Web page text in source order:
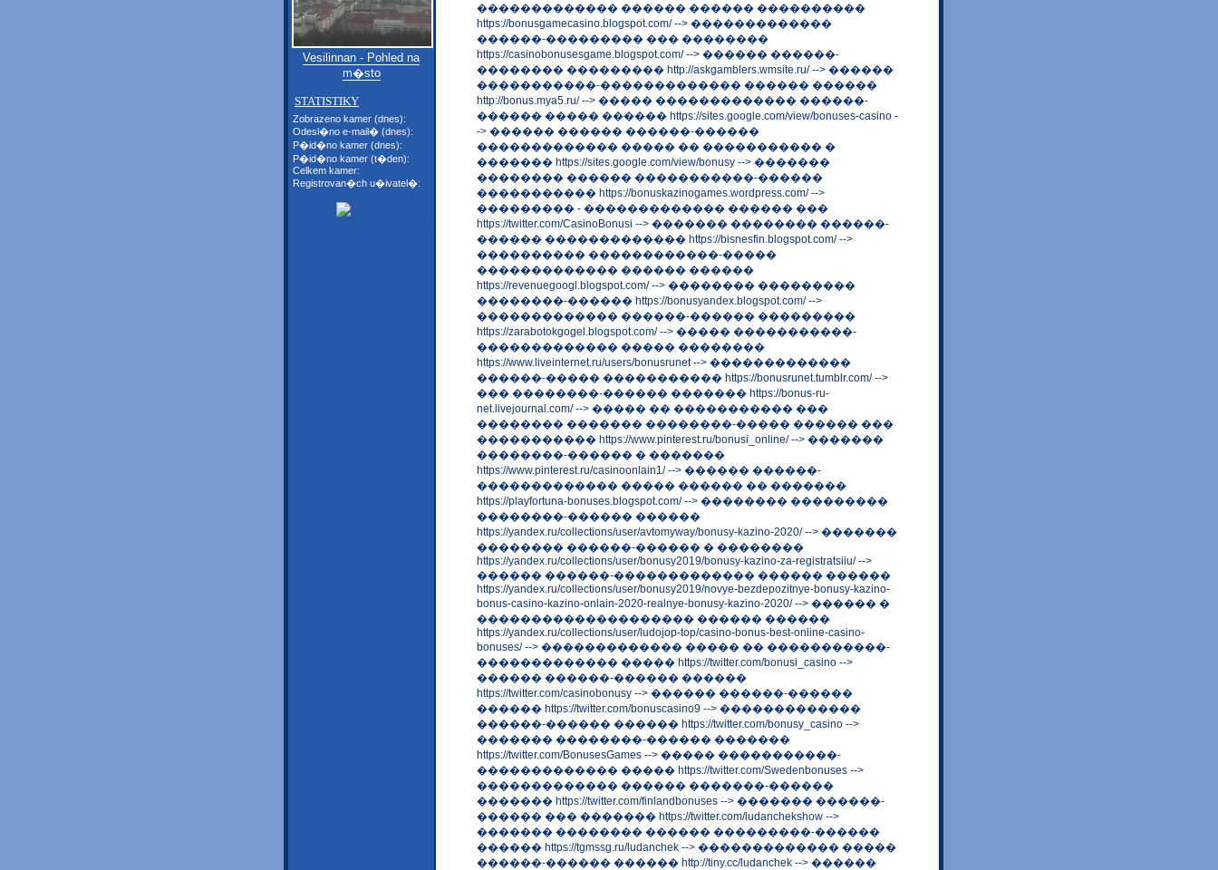
Vesilinnan - Pohled na
m�sto
STATISTIKY
Zobrazeno kamer (dnes):
Odesl�no e-mail� (dnes):
P�id�no kamer (dnes):
P�id�no kamer (t�den):
Celkem kamer:
Registrovan�ch u�ivatel�:
������������� ������ ������ ����������
https://bonusgamecasino.blogspot.com/ --> �������������
������-��������� ��� ��������
https://casinobonusesgame.blogspot.com/ --> ������ ������-
�������� ��������� http://askgamblers.wmsite.ru/ --> ������
�����������-������������� ������ ������
http://bonus.mya5.ru/ --> ����� ������������� ������-
������ ����� ������ https://sites.google.com/view/bonuses-casino -
-> ������ ������ ������-������
������������� ����� �� ����������� �
������� https://sites.google.com/view/bonusy --> �������
�������� ������ �����������-������
����������� https://bonuskazinogames.wordpress.com/ -->
��������� - ������������� ������ ���
https://twitter.com/CasinoBonusi --> ������� �������� ������-
������ ������������� https://bisnesfin.blogspot.com/ -->
���������� ������������-�����
������������� ������ ������
https://revenuegoogl.blogspot.com/ --> �������� ���������
��������-������ https://bonusyandex.blogspot.com/ -->
������������� ������-������ ���������
https://zarabotokgogel.blogspot.com/ --> ����� �����������-
������������� ����� ��������
https://www.liveinternet.ru/users/bonusrunet --> �������������
������-����� ����������� https://bonusrunet.tumblr.com/ -->
��� ��������-������ ������� https://bonus-ru-
net.livejournal.com/ --> ����� �� ����������� ���
�������� ������� ��������-����� ������ ���
����������� https://www.pinterest.ru/bonusi_online/ --> �������
��������-������ � �������
https://www.pinterest.ru/casinoonlain1/ --> ������ ������-
������������� ����� ������ �� �������
https://playfortuna-bonuses.blogspot.com/ --> �������� ���������
��������-������ ������
https://yandex.ru/collections/user/avtomyway/bonusy-kazino-2020/ --> �������
�������� ������-������ � ��������
https://yandex.ru/collections/user/bonusy2019/bonusy-kazino-za-registratsiiu/ -->
������ ������-������������� ������ ������
https://yandex.ru/collections/user/bonusy2019/novye-bezdepozitnye-bonusy-kazino-
bonus-casino-kazino-onlain-2020-realnye-bonusy-kazino-2020/ --> ������ �
�������������������� ������ ������
https://yandex.ru/collections/user/ludojop-top/casino-bonus-best-online-casino-
bonuses/ --> ������������� ����� �� �����������-
������������� ����� https://twitter.com/bonusi_casino -->
������ ������-������ ������
https://twitter.com/casinobonusy --> ������ ������-������
������ https://twitter.com/bonuscasino9 --> �������������
������-������ ������ https://twitter.com/bonusy_casino -->
������� ��������-������ �������
https://twitter.com/BonusesGames --> ����� �����������-
������������� ����� https://twitter.com/Swedenbonuses -->
������������� ������ �������-������
������� https://twitter.com/finlandbonuses --> ������� ������-
������ ��� ������� https://twitter.com/ludanchekshow -->
������� �������� ������ ���������-������
������ https://tgmssg.ru/ludanchek --> ������������� �����
������-������ ������ http://tiny.cc/ludanchek --> ������